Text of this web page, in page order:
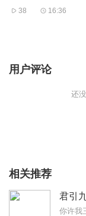
38 16:36
用户评论
还
相关推荐